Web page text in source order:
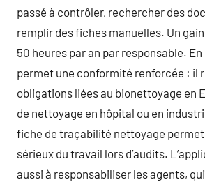
passé à contrôler, rechercher des
remplir des fiches manuelles. Un
50 heures par an par responsable.
permet une conformité renforcée : il
obligations liées au bionettoyage en
de nettoyage en hôpital ou en
fiche de traçabilité nettoyage
sérieux du travail lors d’audits.
aussi à responsabiliser les agents,